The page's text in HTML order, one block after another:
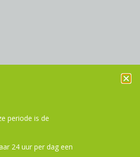
periode is de
24 uur per dag een